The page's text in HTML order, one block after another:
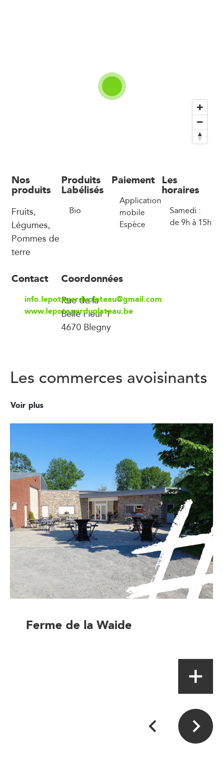
Nos
produits
Fruits,
Légumes,
Pommes de
terre
Produits
Labélisés
Bio
Paiement
Application
mobile
Espèce
Les
horaires
Samedi :
de 9h à 15h
Contact
info.lepotagerduplateau@gmail.com
www.lepotagerduplateau.be
Coordonnées
Rue de la
Belle Fleur 1
4670 Blegny
Les commerces avoisinants
Voir plus
Ferme de la Waide